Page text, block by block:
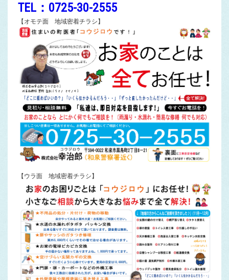
TEL：0725-30-2555
【オモテ面 地域密着チラシ】
【ウラ面 地域密着チラシ】